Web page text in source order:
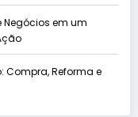
Negócios em um
Compra, Reforma e